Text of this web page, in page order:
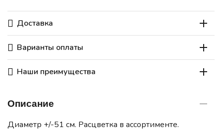
Доставка
Варианты оплаты
Наши преимущества
Описание
Диаметр +/-51 см. Расцветка в ассортименте.